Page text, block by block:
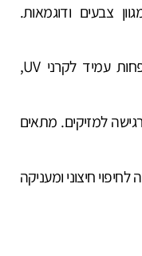
צבעים ודוגמאות.
ידוע ביופיו ובמגוון צבעיו, פחות עמיד לקרני UV,
למזיקים. מתאים
חיצוני ומעניקה